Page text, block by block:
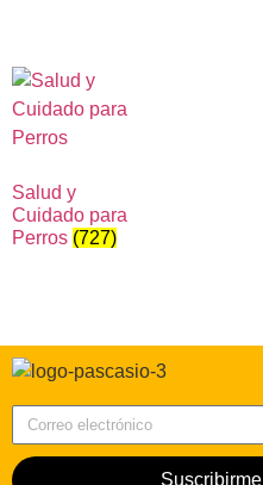
Salud y
Cuidado para
Perros (727)
Suscribirme